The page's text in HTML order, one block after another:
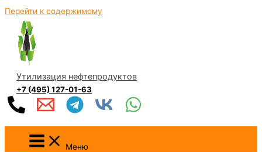
Перейти к содержимому
Утилизация нефтепродуктов
+7 (495) 127-01-63
Меню